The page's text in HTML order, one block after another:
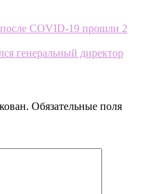
COVID-19 прошли 2
генеральный директор
Обязательные поля